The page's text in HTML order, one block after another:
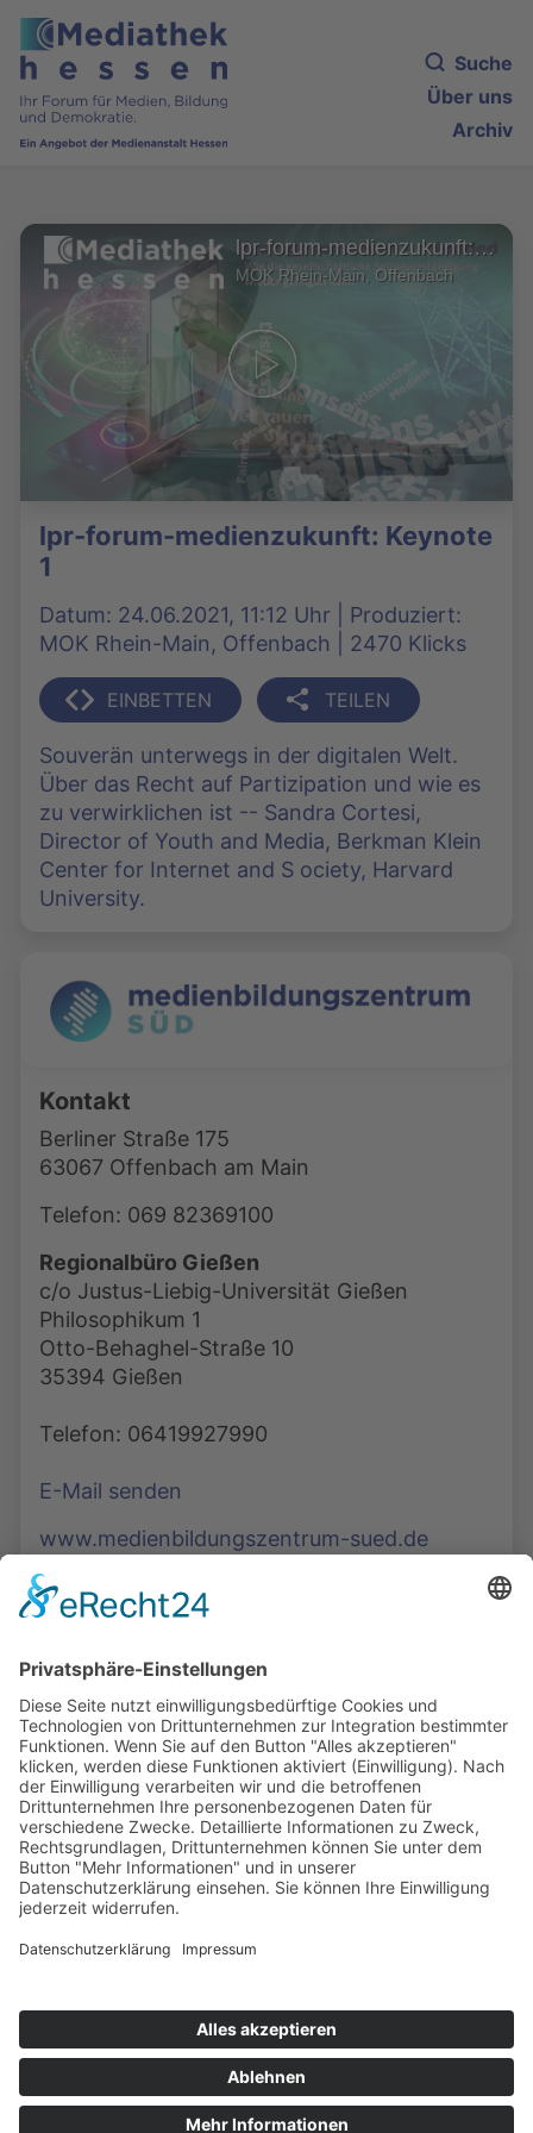
Suche
Über uns
Archiv
lpr-forum-medienzukunft: Keynote 1
MOK Rhein-Main, Offenbach
lpr-forum-medienzukunft: Keynote
1
Datum: 24.06.2021, 11:12 Uhr | Produziert:
MOK Rhein-Main, Offenbach | 2470 Klicks
EINBETTEN TEILEN
Souverän unterwegs in der digitalen Welt.
Über das Recht auf Partizipation und wie es
zu verwirklichen ist -- Sandra Cortesi,
Director of Youth and Media, Berkman Klein
Center for Internet and S ociety, Harvard
University.
Kontakt
Berliner Straße 175
63067 Offenbach am Main
Telefon: 069 82369100
Regionalbüro Gießen
c/o Justus-Liebig-Universität Gießen
Philosophikum 1
Otto-Behaghel-Straße 10
35394 Gießen
Telefon: 06419927990
E-Mail senden
www.medienbildungszentrum-sued.de
Podcasts, Themen und Informationen.
Entdecken Sie unser Forum für Medien, Bildung
und Demokratie - jederzeit und überall
verfügbar.
Mehr erfahren
COOKIE-EINSTELLUNGEN